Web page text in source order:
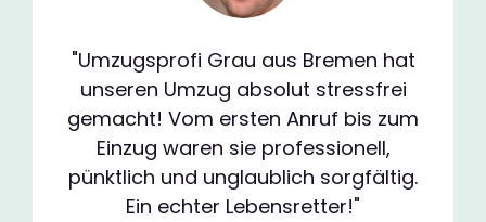
"Umzugsprofi Grau aus Bremen hat
unseren Umzug absolut stressfrei
gemacht! Vom ersten Anruf bis zum
Einzug waren sie professionell,
pünktlich und unglaublich sorgfältig.
Ein echter Lebensretter!"